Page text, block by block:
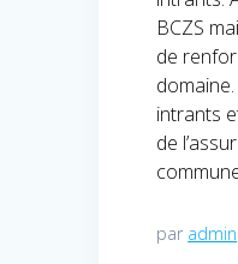
BCZS
de
intrants
de
par admin